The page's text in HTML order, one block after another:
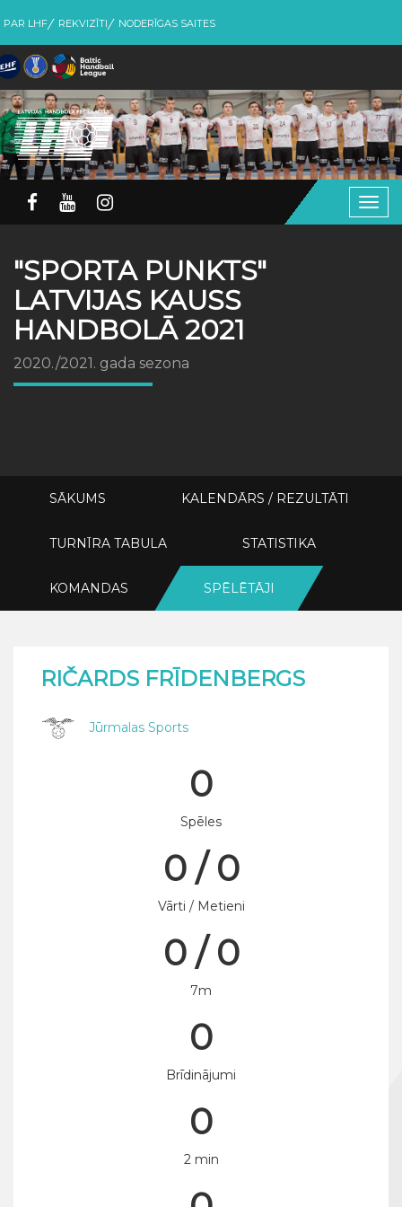
PAR LHF REKVIZĪTI NODERĪGAS SAITES
"SPORTA PUNKTS"
LATVIJAS KAUSS
HANDBOLĀ 2021
2020./2021. gada sezona
SĀKUMS KALENDĀRS / REZULTĀTI
TURNĪRA TABULA STATISTIKA
KOMANDAS SPĒLĒTĀJI
RIČARDS FRĪDENBERGS
Jūrmalas Sports
0
Spēles
0 / 0
Vārti / Metieni
0 / 0
7m
0
Brīdinājumi
0
2 min